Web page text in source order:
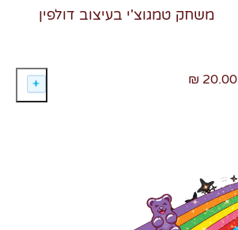
משחק טמגוצ'י בעיצוב דולפין
20.00 ₪